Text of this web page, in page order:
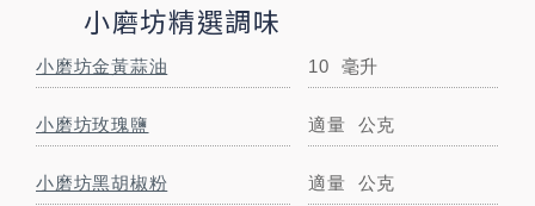
小磨坊精選調味
小磨坊金黃蒜油 10 毫升
小磨坊玫瑰鹽 適量 公克
小磨坊黑胡椒粉 適量 公克